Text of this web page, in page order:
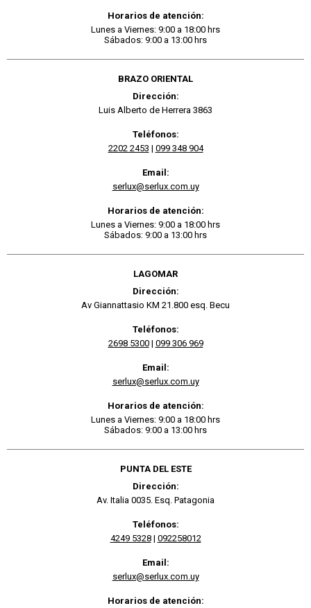
Horarios de atención:
Lunes a Viernes: 9:00 a 18:00 hrs
Sábados: 9:00 a 13:00 hrs
BRAZO ORIENTAL
Dirección:
Luis Alberto de Herrera 3863
Teléfonos:
2202 2453 | 099 348 904
Email:
serlux@serlux.com.uy
Horarios de atención:
Lunes a Viernes: 9:00 a 18:00 hrs
Sábados: 9:00 a 13:00 hrs
LAGOMAR
Dirección:
Av Giannattasio KM 21.800 esq. Becu
Teléfonos:
2698 5300| 099 306 969
Email:
serlux@serlux.com.uy
Horarios de atención:
Lunes a Viernes: 9:00 a 18:00 hrs
Sábados: 9:00 a 13:00 hrs
PUNTA DEL ESTE
Dirección:
Av. Italia 0035. Esq. Patagonia
Teléfonos:
4249 5328| 092258012
Email:
serlux@serlux.com.uy
Horarios de atención: